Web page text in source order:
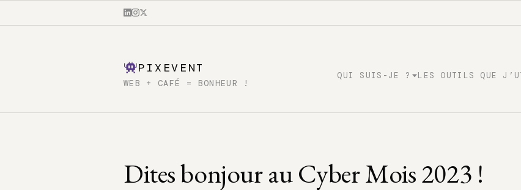
PIXEVENT
WEB + CAFÉ = BONHEUR !
QUI SUIS-JE ? LES OUTILS QUE
Dites bonjour au Cyber Mois 2023 !